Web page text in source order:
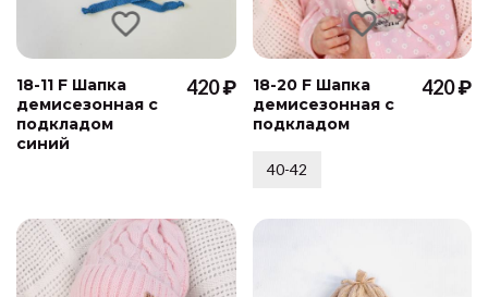
18-11 F Шапка
демисезонная с
подкладом
синий
420 ₽
18-20 F Шапка
демисезонная с
подкладом
420 ₽
40-42